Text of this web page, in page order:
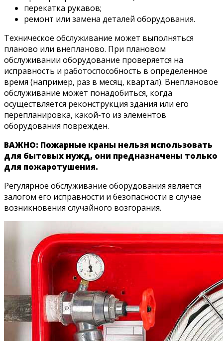
перекатка рукавов;
ремонт или замена деталей оборудования.
Техническое обслуживание может выполняться
планово или внепланово. При плановом
обслуживании оборудование проверяется на
исправность и работоспособность в определенное
время (например, раз в месяц, квартал). Внеплановое
обслуживание может понадобиться, когда
осуществляется реконструкция здания или его
перепланировка, какой-то из элементов
оборудования поврежден.
ВАЖНО: Пожарные краны нельзя использовать
для бытовых нужд, они предназначены только
для пожаротушения.
Регулярное обслуживание оборудования является
залогом его исправности и безопасности в случае
возникновения случайного возгорания.